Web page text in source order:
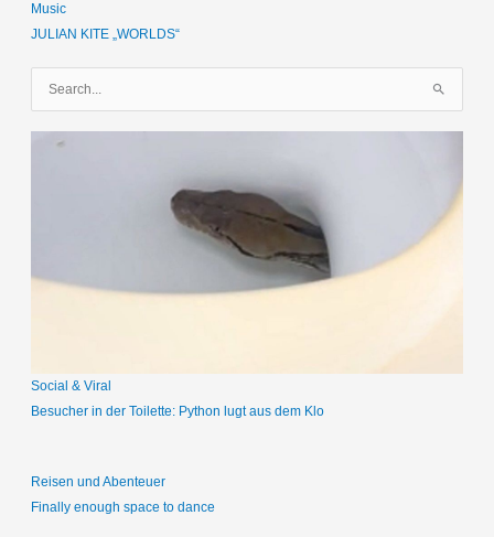
Music
JULIAN KITE „WORLDS“
c
c
Social & Viral
Besucher in der Toilette: Python lugt aus dem Klo
Reisen und Abenteuer
Finally enough space to dance